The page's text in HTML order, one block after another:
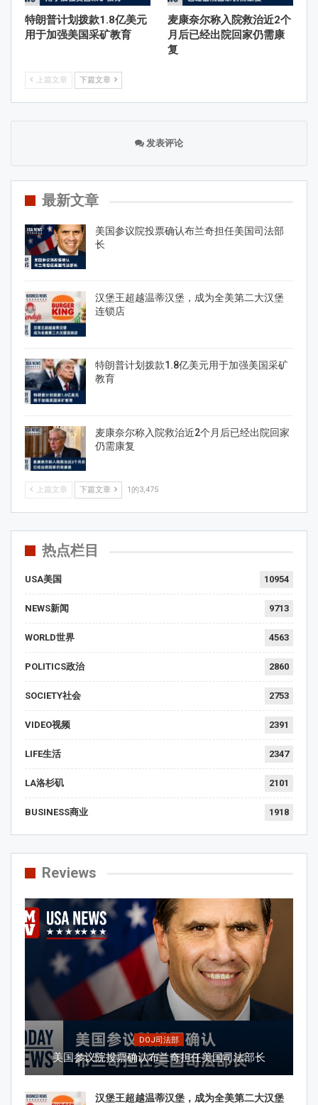
特朗普计划拨款1.8亿美元
用于加强美国采矿教育
麦康奈尔称入院救治近2个
月后已经出院回家仍需康
复
上篇文章 下篇文章
发表评论
最新文章
美国参议院投票确认布兰奇担任美国司法部
长
汉堡王超越温蒂汉堡，成为全美第二大汉堡
连锁店
特朗普计划拨款1.8亿美元用于加强美国采矿
教育
麦康奈尔称入院救治近2个月后已经出院回家
仍需康复
上篇文章 下篇文章 1的3,475
热点栏目
USA美国 10954
NEWS新闻 9713
WORLD世界 4563
POLITICS政治 2860
SOCIETY社会 2753
VIDEO视频 2391
LIFE生活 2347
LA洛杉矶 2101
BUSINESS商业 1918
Reviews
DOJ司法部
美国参议院投票确认布兰奇担任美国司法部长
汉堡王超越温蒂汉堡，成为全美第二大汉堡